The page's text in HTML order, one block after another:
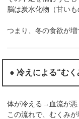
脳は炭水化物（甘い
つまり、冬の食欲が増
● 冷えによる“む
体が冷える→血流が
この流れで、むくみ